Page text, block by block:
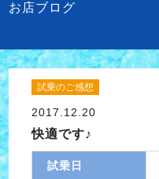
お店ブログ
試乗のご感想
2017.12.20
快適です♪
試乗日